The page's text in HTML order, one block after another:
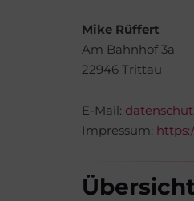
Mike Rüffert
Am Bahnhof 3a
22946 Trittau
E-Mail:
Impressum: